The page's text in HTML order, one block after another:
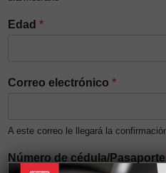
Edad *
Correo electrónico *
A este correo le llegará la
Número de cédula/Pasaporte